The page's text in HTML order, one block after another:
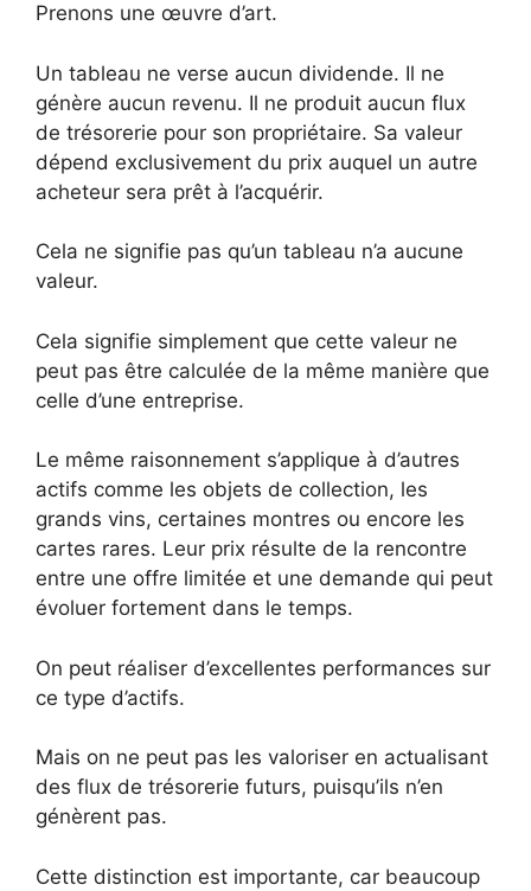
Prenons une œuvre d’art.
Un tableau ne verse aucun dividende. Il ne
génère aucun revenu. Il ne produit aucun flux
de trésorerie pour son propriétaire. Sa valeur
dépend exclusivement du prix auquel un autre
acheteur sera prêt à l’acquérir.
Cela ne signifie pas qu’un tableau n’a aucune
valeur.
Cela signifie simplement que cette valeur ne
peut pas être calculée de la même manière que
celle d’une entreprise.
Le même raisonnement s’applique à d’autres
actifs comme les objets de collection, les
grands vins, certaines montres ou encore les
cartes rares. Leur prix résulte de la rencontre
entre une offre limitée et une demande qui peut
évoluer fortement dans le temps.
On peut réaliser d’excellentes performances sur
ce type d’actifs.
Mais on ne peut pas les valoriser en actualisant
des flux de trésorerie futurs, puisqu’ils n’en
génèrent pas.
Cette distinction est importante, car beaucoup